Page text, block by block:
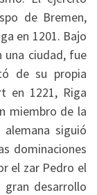
de Bremen,
en 1201. Bajo
una ciudad, fue
de su propia
en 1221, Riga
miembro de la
siguió
dominaciones
el zar Pedro el
gran desarrollo